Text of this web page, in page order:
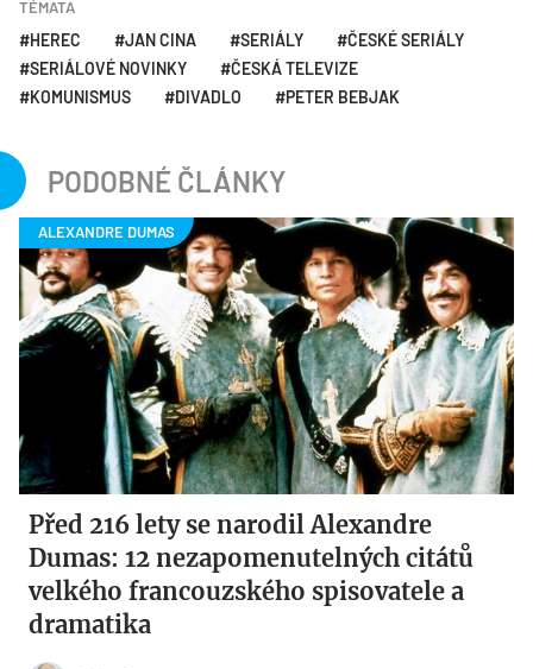
TÉMATA
HEREC JAN CINA SERIÁLY
ČESKÉ SERIÁLY
SERIÁLOVÉ NOVINKY
ČESKÁ TELEVIZE
KOMUNISMUS
DIVADLO PETER BEBJAK
PODOBNÉ ČLÁNKY
Před 216 lety se narodil Alexandre
Dumas: 12 nezapomenutelných citátů
velkého francouzského spisovatele a
dramatika